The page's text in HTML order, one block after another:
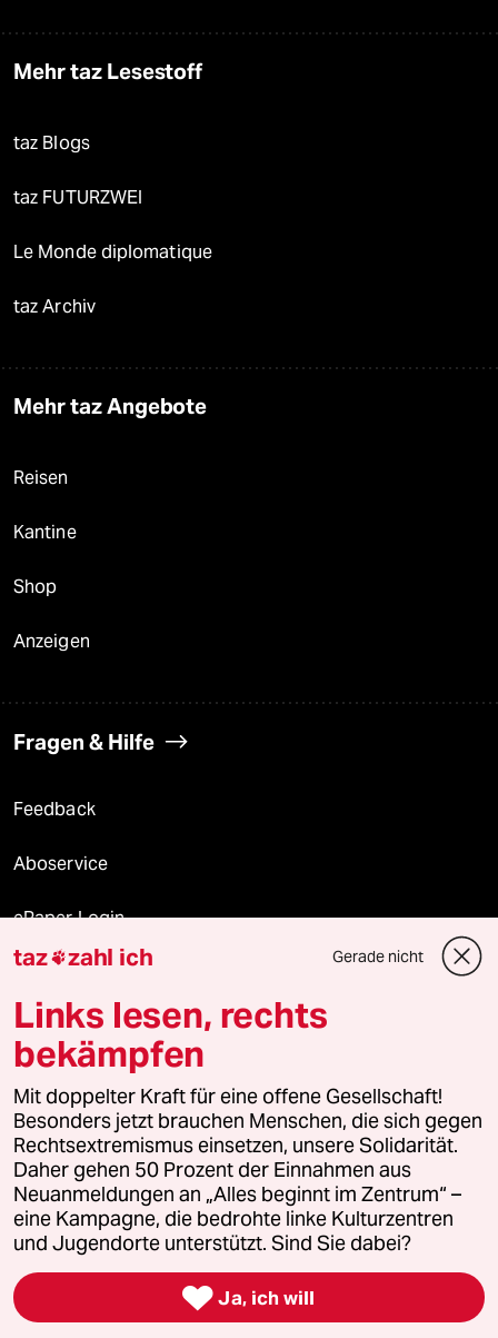
Mehr taz Lesestoff
taz Blogs
taz FUTURZWEI
Le Monde diplomatique
taz Archiv
Mehr taz Angebote
Reisen
Kantine
Shop
Anzeigen
Fragen & Hilfe
Feedback
Aboservice
ePaper Login
Downloads für Abonnierende
© 2026 taz Verlags und Vertriebs GmbH
Alle Rechte vorbehalten. Bei rechtlichen Fragen oder für Genehmigungen
wenden Sie sich bitte an
lizenzen@taz.de
Feedback Redaktionsstatut Kommune-Richtlinien
Leitlinie Informant Datenschutz Impressum AGB
Seitenwende Einwilligungen widerrufen (Ads)
taz zahl ich Gerade nicht
Links lesen, rechts
bekämpfen
Mit doppelter Kraft für eine offene Gesellschaft!
Besonders jetzt brauchen Menschen, die sich gegen
Rechtsextremismus einsetzen, unsere Solidarität.
Daher gehen 50 Prozent der Einnahmen aus
Neuanmeldungen an „Alles beginnt im Zentrum“ –
eine Kampagne, die bedrohte linke Kulturzentren
und Jugendorte unterstützt. Sind Sie dabei?
 Ja, ich will